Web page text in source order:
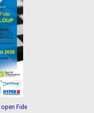
open Fide